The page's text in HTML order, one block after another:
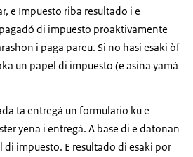
e Impuesto riba resultado i e
di impuesto proaktivamente
i paga pareu. Si no hasi esaki òf
un papel di impuesto (e asina yamá
ta entregá un formulario ku e
yena i entregá. A base di e datonan
di impuesto. E resultado di esaki por